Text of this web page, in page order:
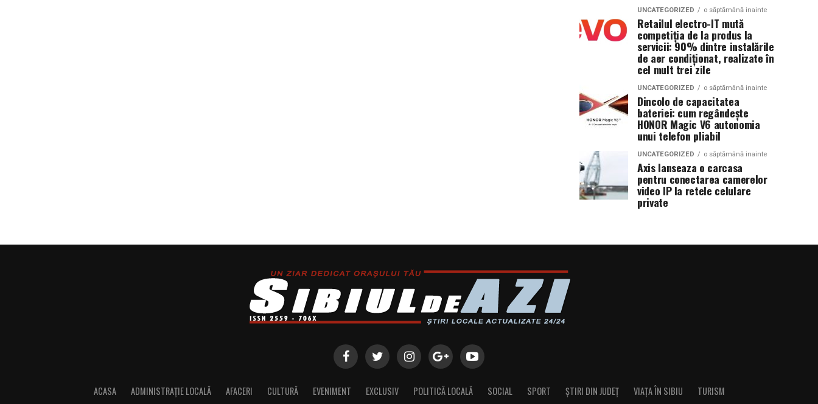
UNCATEGORIZED o săptămână inainte
Retailul electro-IT mută
competiția de la produs la
servicii: 90% dintre instalările
de aer condiționat, realizate în
cel mult trei zile
UNCATEGORIZED o săptămână inainte
Dincolo de capacitatea
bateriei: cum regândește
HONOR Magic V6 autonomia
unui telefon pliabil
UNCATEGORIZED o săptămână inainte
Axis lanseaza o carcasa
pentru conectarea camerelor
video IP la retele celulare
private
ACASA ADMINISTRAȚIE LOCALĂ AFACERI CULTURĂ EVENIMENT EXCLUSIV POLITICĂ LOCALĂ SOCIAL SPORT ȘTIRI DIN JUDEȚ VIAȚA ÎN SIBIU TURISM